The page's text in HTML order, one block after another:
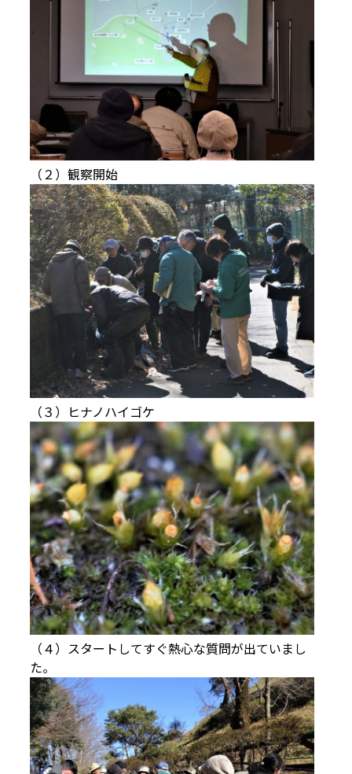
（２）観察開始
（３）ヒナノハイゴケ
（４）スタートしてすぐ熱心な質問が出ていまし
た。